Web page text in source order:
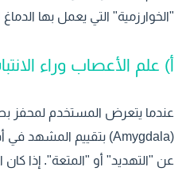
"الخوارزمية" التي يعمل بها الدماغ
أ) علم الأعصاب وراء
عندما يتعرض المستخدم لمحفز
عن "التهديد" أو "المتعة". إذا كان